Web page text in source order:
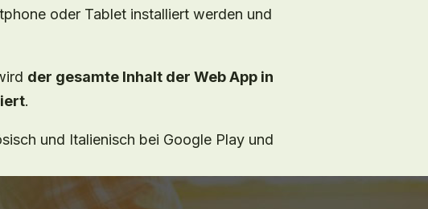
oder Tablet installiert werden und
der gesamte Inhalt der Web App in
.
und Italienisch bei Google Play und